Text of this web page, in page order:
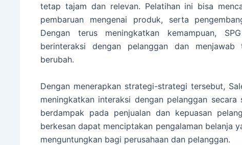
tetap tajam dan relevan. Pelatihan ini bisa
pembaruan mengenai produk, serta
Dengan terus meningkatkan kemampuan,
berinteraksi dengan pelanggan dan
berubah.
Dengan menerapkan strategi-strategi tersebut,
meningkatkan interaksi dengan pelanggan
berdampak pada penjualan dan kepuasan
berkesan dapat menciptakan pengalaman belanja
menguntungkan bagi perusahaan dan pelanggan.